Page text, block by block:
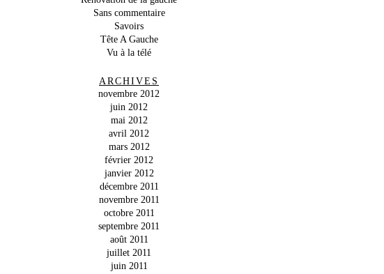
Sans commentaire
Savoirs
Tête A Gauche
Vu à la télé
ARCHIVES
novembre 2012
juin 2012
mai 2012
avril 2012
mars 2012
février 2012
janvier 2012
décembre 2011
novembre 2011
octobre 2011
septembre 2011
août 2011
juillet 2011
juin 2011